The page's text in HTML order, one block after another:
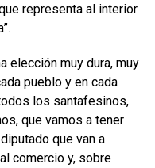
representa al interior
elección muy dura, muy
pueblo y en cada
los santafesinos,
que vamos a tener
que van a
comercio y, sobre